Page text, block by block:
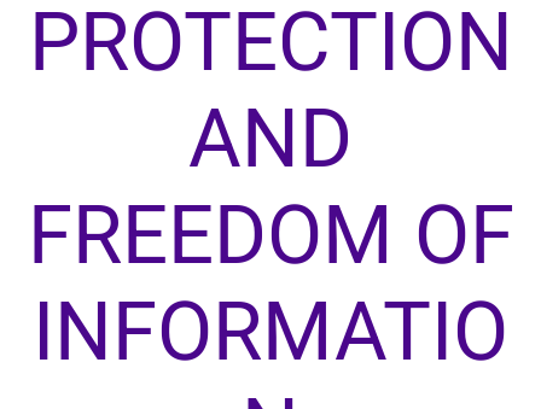
PROTECTION
AND
FREEDOM OF
INFORMATIO